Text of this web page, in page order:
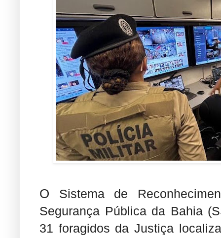
O Sistema de
Segurança Pública da Bahia
31 foragidos da Justiça